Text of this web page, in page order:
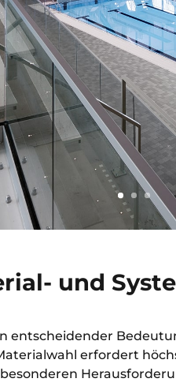
und
entscheidender
erfordert